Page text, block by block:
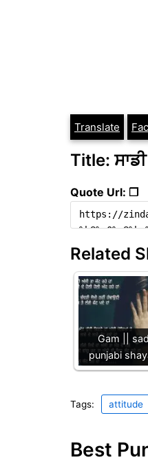
Translate
Title:
Quote Url: ❐
Related
Gam ||
punjabi
Tags: attitude
Best